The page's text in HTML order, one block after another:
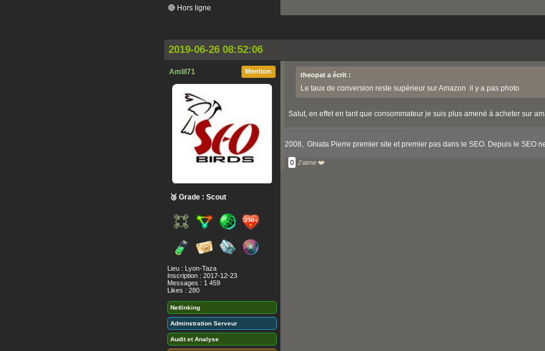
🔴 Hors ligne
2019-06-26 08:52:06
Mention
Amlil71
🥉 Grade : Scout
Lieu : Lyon-Taza
Inscription : 2017-12-23
Messages : 1 459
Likes : 280
Netlinking
Adminstration Serveur
Audit et Analyse
theopat a écrit :
Le taux de conversion reste supérieur sur Amazon il y a pas photo
Salut, en effet en tant que consommateur je suis plus amené à acheter sur
2008, Ghiata Pierre premier site et premier pas dans le SEO. Depuis le SEO
0 J'aime ❤️